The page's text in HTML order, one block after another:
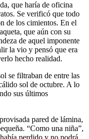
que haría de oficina
Se verificó que todo
de los cimientos. En el
que aún con su
de aquel imponente
la vio y pensó que era
hecho realidad.
se filtraban de entre las
sol de octubre. A lo
sus últimos
pared de lámina,
“Como una niña”,
perdido y no podrá